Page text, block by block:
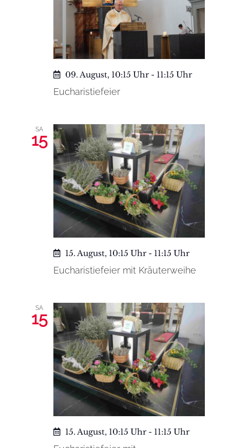
09. August, 10:15 Uhr- 11:15 Uhr
Eucharistiefeier
SA
15
15. August, 10:15 Uhr- 11:15 Uhr
Eucharistiefeier mit Kräuterweihe
SA
15
15. August, 10:15 Uhr- 11:15 Uhr